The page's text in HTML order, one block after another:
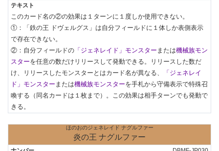
このカード名の②の効果は１ターンに１度しか使用できない。
①：「鉄の王 ドヴェルグス」は自分フィールドに１体しか表側表示
で存在できない。
②：自分フィールドの 「ジェネレイド」モンスター または機械族モン
スターを任意の数だけリリースして発動できる。リリースした数だ
け、リリースしたモンスターとはカード名が異なる、
「ジェネレイ
ド」モンスター または機械族モンスターを手札から守備表示で特殊召
喚する（同名カードは１枚まで）。この効果は相手ターンでも発動で
きる。
ほのおのジェネレイド ナグルファー
炎の王 ナグルファー